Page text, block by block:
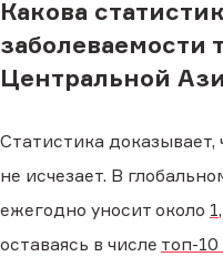
Какова
заболеваемости
Центральной
Статистика доказывает,
не исчезает. В
ежегодно уносит около
оставаясь в числе топ-